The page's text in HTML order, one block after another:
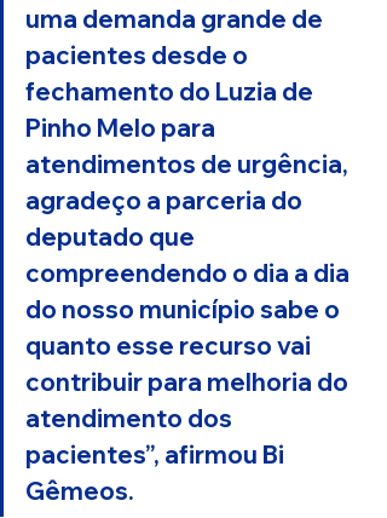
uma demanda grande de
pacientes desde o
fechamento do Luzia de
Pinho Melo para
atendimentos de urgência,
agradeço a parceria do
deputado que
compreendendo o dia a dia
do nosso município sabe o
quanto esse recurso vai
contribuir para melhoria do
atendimento dos
pacientes”, afirmou Bi
Gêmeos.